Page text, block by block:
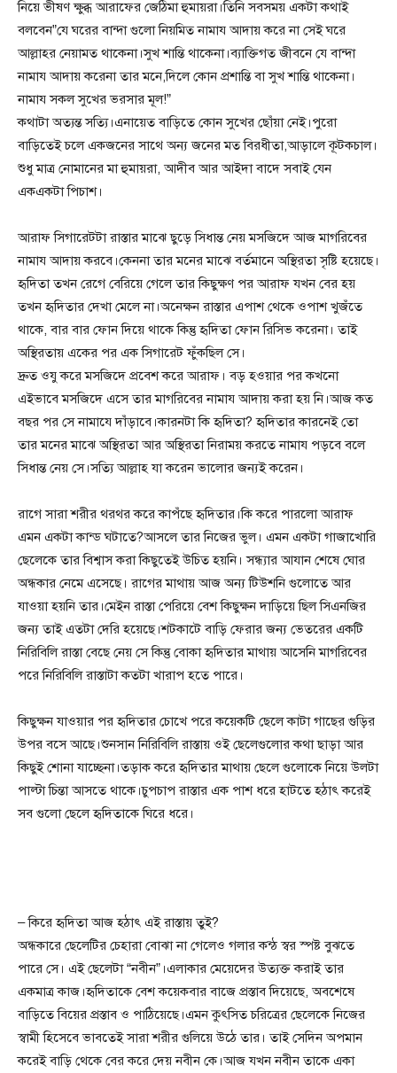
নিয়ে ভীষণ ক্ষুব্ধ আরাফের জেঠিমা হুমায়রা।তিনি সবসময় একটা কথাই
বলবেন”যে ঘরের বান্দা গুলো নিয়মিত নামায আদায় করে না সেই ঘরে
আল্লাহর নেয়ামত থাকেনা।সুখ শান্তি থাকেনা।ব্যাক্তিগত জীবনে যে বান্দা
নামায আদায় করেনা তার মনে,দিলে কোন প্রশান্তি বা সুখ শান্তি থাকেনা।
নামায সকল সুখের ভরসার মূল!”
কথাটা অত্যন্ত সত্যি।এনায়েত বাড়িতে কোন সুখের ছোঁয়া নেই।পুরো
বাড়িতেই চলে একজনের সাথে অন্য জনের মত বিরধীতা,আড়ালে কূটকচাল।
শুধু মাত্র নোমানের মা হুমায়রা, আদীব আর আইদা বাদে সবাই যেন
একএকটা পিচাশ।
আরাফ সিগারেটটা রাস্তার মাঝে ছুড়ে সিধান্ত নেয় মসজিদে আজ মাগরিবের
নামায আদায় করবে।কেননা তার মনের মাঝে বর্তমানে অস্থিরতা সৃষ্টি হয়েছে।
হৃদিতা তখন রেগে বেরিয়ে গেলে তার কিছুক্ষণ পর আরাফ যখন বের হয়
তখন হৃদিতার দেখা মেলে না।অনেক্ষন রাস্তার এপাশ থেকে ওপাশ খুজঁতে
থাকে, বার বার ফোন দিয়ে থাকে কিন্তু হৃদিতা ফোন রিসিভ করেনা। তাই
অস্থিরতায় একের পর এক সিগারেট ফুঁকছিল সে।
দ্রুত ওযু করে মসজিদে প্রবেশ করে আরাফ। বড় হওয়ার পর কখনো
এইভাবে মসজিদে এসে তার মাগরিবের নামায আদায় করা হয় নি।আজ কত
বছর পর সে নামাযে দাঁড়াবে।কারনটা কি হৃদিতা? হৃদিতার কারনেই তো
তার মনের মাঝে অস্থিরতা আর অস্থিরতা নিরাময় করতে নামায পড়বে বলে
সিধান্ত নেয় সে।সত্যি আল্লাহ যা করেন ভালোর জন্যই করেন।
রাগে সারা শরীর থরথর করে কাপঁছে হৃদিতার।কি করে পারলো আরাফ
এমন একটা কান্ড ঘটাতে?আসলে তার নিজের ভুল। এমন একটা গাজাখোরি
ছেলেকে তার বিশ্বাস করা কিছুতেই উচিত হয়নি। সন্ধ্যার আযান শেষে ঘোর
অন্ধকার নেমে এসেছে। রাগের মাথায় আজ অন্য টিউশনি গুলোতে আর
যাওয়া হয়নি তার।মেইন রাস্তা পেরিয়ে বেশ কিছুক্ষন দাড়িয়ে ছিল সিএনজির
জন্য তাই এতটা দেরি হয়েছে।শটকাটে বাড়ি ফেরার জন্য ভেতরের একটি
নিরিবিলি রাস্তা বেছে নেয় সে কিন্তু বোকা হৃদিতার মাথায় আসেনি মাগরিবের
পরে নিরিবিলি রাস্তাটা কতটা খারাপ হতে পারে।
কিছুক্ষন যাওয়ার পর হৃদিতার চোখে পরে কয়েকটি ছেলে কাটা গাছের গুড়ির
উপর বসে আছে।শুনসান নিরিবিলি রাস্তায় ওই ছেলেগুলোর কথা ছাড়া আর
কিছুই শোনা যাচ্ছেনা।তড়াক করে হৃদিতার মাথায় ছেলে গুলোকে নিয়ে উলটা
পাল্টা চিন্তা আসতে থাকে।চুপচাপ রাস্তার এক পাশ ধরে হাটতে হঠাৎ করেই
সব গুলো ছেলে হৃদিতাকে ঘিরে ধরে।
– কিরে হৃদিতা আজ হঠাৎ এই রাস্তায় তুই?
অন্ধকারে ছেলেটির চেহারা বোঝা না গেলেও গলার কন্ঠ স্বর স্পষ্ট বুঝতে
পারে সে। এই ছেলেটা “নবীন”।এলাকার মেয়েদের উত্যক্ত করাই তার
একমাত্র কাজ।হৃদিতাকে বেশ কয়েকবার বাজে প্রস্তাব দিয়েছে, অবশেষে
বাড়িতে বিয়ের প্রস্তাব ও পাঠিয়েছে।এমন কুৎসিত চরিত্রের ছেলেকে নিজের
স্বামী হিসেবে ভাবতেই সারা শরীর গুলিয়ে উঠে তার। তাই সেদিন অপমান
করেই বাড়ি থেকে বের করে দেয় নবীন কে।আজ যখন নবীন তাকে একা